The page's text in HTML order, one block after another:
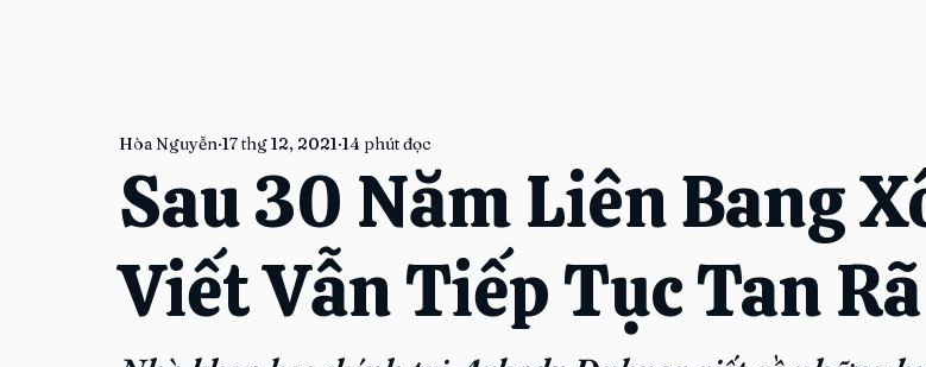
Sau 30 Năm Liên Bang
Viết Vẫn Tiếp Tục Tan Rã
Hòa Nguyễn 17 thg 12, 2021 14 phút đọc